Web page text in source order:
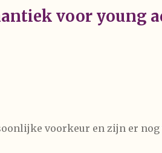
voor young
voorkeur en zijn er nog